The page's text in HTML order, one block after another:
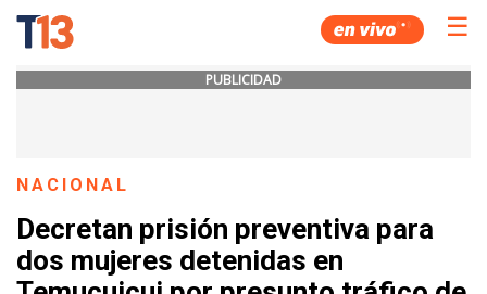
☰
PUBLICIDAD
NACIONAL
Decretan prisión preventiva para
dos mujeres detenidas en